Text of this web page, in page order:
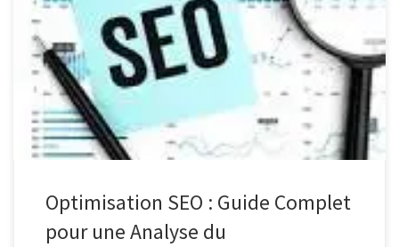
Comprendre l’Importance de l’Optimisation SEO Lorsqu’il s’agit de
renforcer la visibilité en ligne d’un site web, l’analyse du
référencement est essentielle. Le référencement, ou SEO (Search
Engine Optimization), consiste à optimiser un site internet pour les
moteurs de recherche afin d’améliorer son classement […]
Optimisation SEO : Guide Complet
pour une Analyse du